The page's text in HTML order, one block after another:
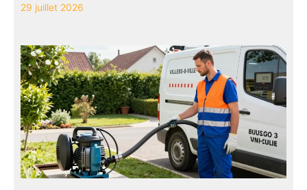
29 juillet 2026